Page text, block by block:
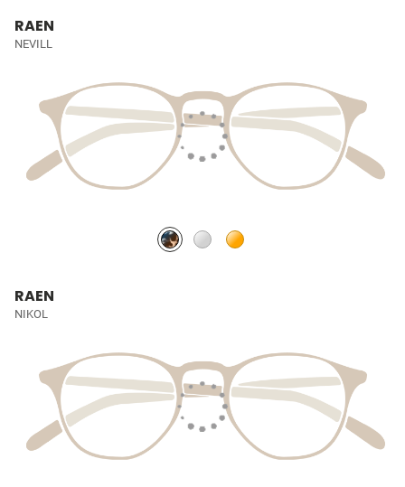
RAEN
NEVILL
RAEN
NIKOL